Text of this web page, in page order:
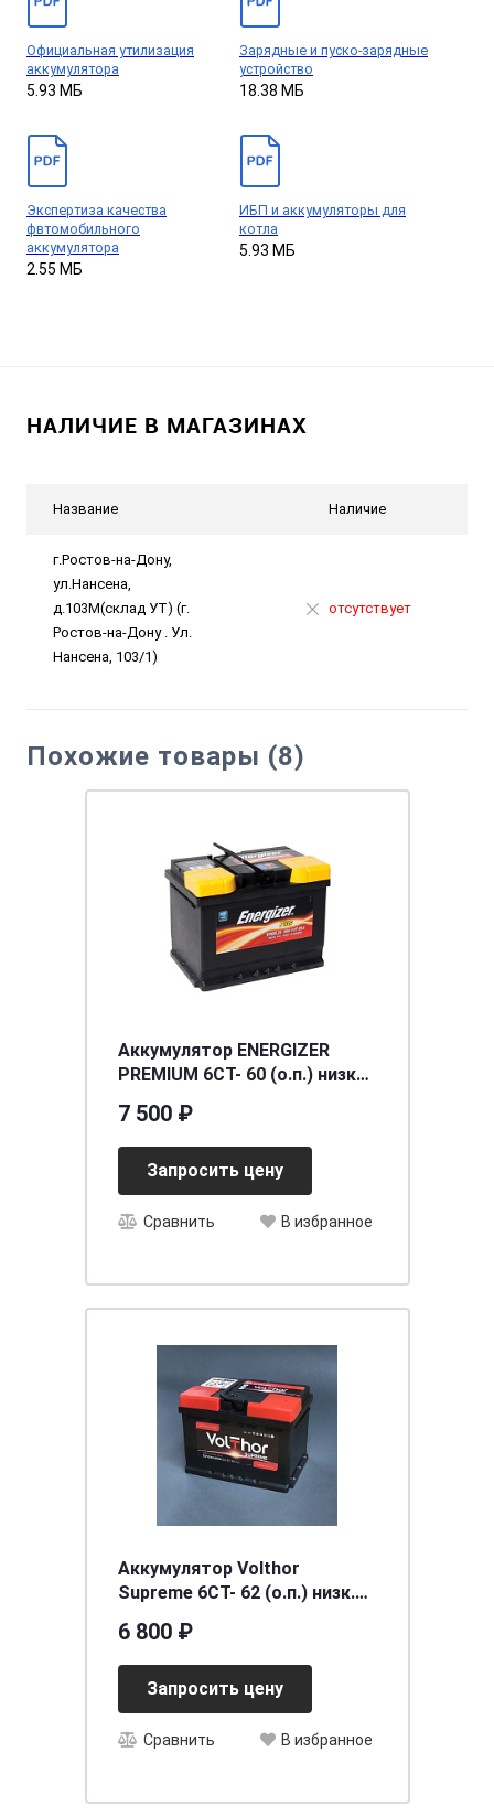
Официальная утилизация
аккумулятора
5.93 МБ
Зарядные и пуско-зарядные
устройство
18.38 МБ
Экспертиза качества
фвтомобильного
аккумулятора
2.55 МБ
ИБП и аккумуляторы для
котла
5.93 МБ
НАЛИЧИЕ В МАГАЗИНАХ
Название Наличие
г.Ростов-на-Дону,
ул.Нансена,
д.103М(склад УТ) (г.
Ростов-на-Дону . Ул.
Нансена, 103/1)
отсутствует
Похожие товары (8)
Аккумулятор ENERGIZER
PREMIUM 6CT- 60 (о.п.) низкий
[д242ш175в175/540] [LB2]
7 500 ₽
Запросить цену
Сравнить В избранное
Аккумулятор Volthor
Supreme 6СТ- 62 (о.п.) низк.
[д242ш175в175/600] [LB2]
6 800 ₽
Запросить цену
Сравнить В избранное